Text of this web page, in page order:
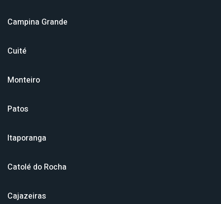
Campina Grande
Cuité
Monteiro
Patos
Itaporanga
Catolé do Rocha
Cajazeiras